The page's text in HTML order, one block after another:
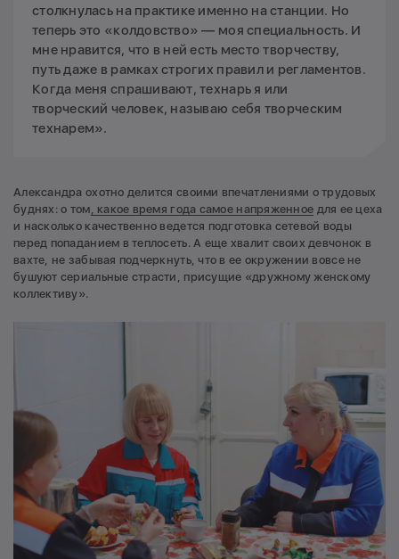
столкнулась на практике именно на станции. Но
теперь это «колдовство» — моя специальность. И
мне нравится, что в ней есть место творчеству,
путь даже в рамках строгих правил и регламентов.
Когда меня спрашивают, технарь я или
творческий человек, называю себя творческим
технарем».
Александра охотно делится своими впечатлениями о трудовых
буднях: о том , какое время года самое напряженное для ее цеха
и насколько качественно ведется подготовка сетевой воды
перед попаданием в теплосеть. А еще хвалит своих девчонок в
вахте, не забывая подчеркнуть, что в ее окружении вовсе не
бушуют сериальные страсти, присущие «дружному женскому
коллективу».